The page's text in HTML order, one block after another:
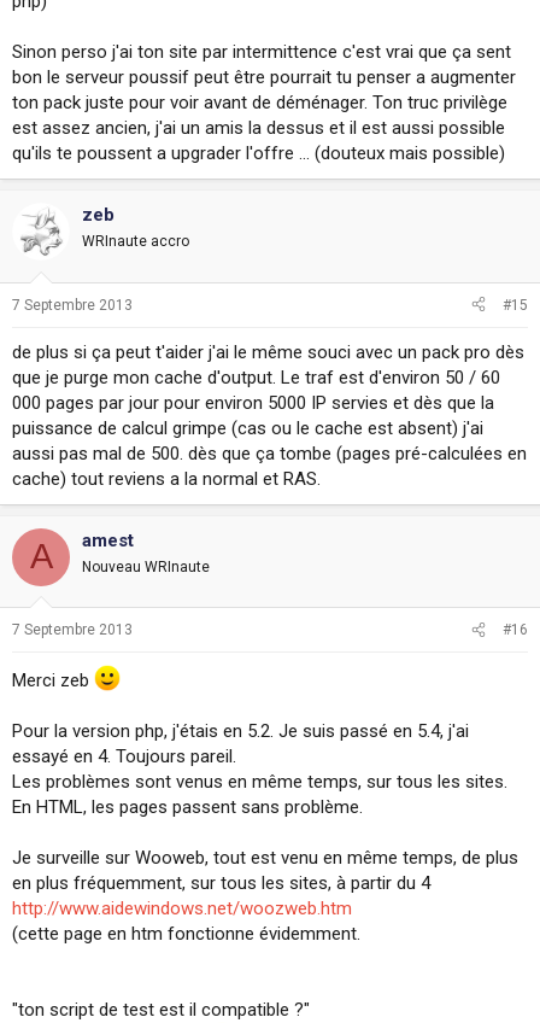
Sinon perso j'ai ton site par intermittence c'est vrai que ça sent
bon le serveur poussif peut être pourrait tu penser a augmenter
ton pack juste pour voir avant de déménager. Ton truc privilège
est assez ancien, j'ai un amis la dessus et il est aussi possible
qu'ils te poussent a upgrader l'offre ... (douteux mais possible)
zeb
WRInaute accro
7 Septembre 2013 #15
de plus si ça peut t'aider j'ai le même souci avec un pack pro dès
que je purge mon cache d'output. Le traf est d'environ 50 / 60
000 pages par jour pour environ 5000 IP servies et dès que la
puissance de calcul grimpe (cas ou le cache est absent) j'ai
aussi pas mal de 500. dès que ça tombe (pages pré-calculées en
cache) tout reviens a la normal et RAS.
A amest
Nouveau WRInaute
7 Septembre 2013 #16
Merci zeb
Pour la version php, j'étais en 5.2. Je suis passé en 5.4, j'ai
essayé en 4. Toujours pareil.
Les problèmes sont venus en même temps, sur tous les sites.
En HTML, les pages passent sans problème.
Je surveille sur Wooweb, tout est venu en même temps, de plus
en plus fréquemment, sur tous les sites, à partir du 4
http://www.aidewindows.net/woozweb.htm
(cette page en htm fonctionne évidemment.
"ton script de test est il compatible ?"